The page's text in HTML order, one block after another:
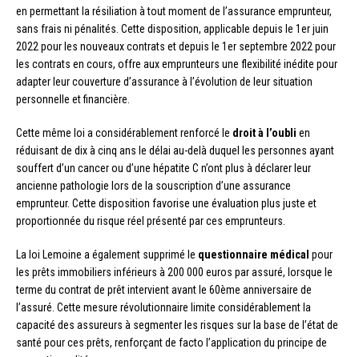
en permettant la résiliation à tout moment de l’assurance emprunteur,
sans frais ni pénalités. Cette disposition, applicable depuis le 1er juin
2022 pour les nouveaux contrats et depuis le 1er septembre 2022 pour
les contrats en cours, offre aux emprunteurs une flexibilité inédite pour
adapter leur couverture d’assurance à l’évolution de leur situation
personnelle et financière.
Cette même loi a considérablement renforcé le droit à l’oubli en
réduisant de dix à cinq ans le délai au-delà duquel les personnes ayant
souffert d’un cancer ou d’une hépatite C n’ont plus à déclarer leur
ancienne pathologie lors de la souscription d’une assurance
emprunteur. Cette disposition favorise une évaluation plus juste et
proportionnée du risque réel présenté par ces emprunteurs.
La loi Lemoine a également supprimé le questionnaire médical pour
les prêts immobiliers inférieurs à 200 000 euros par assuré, lorsque le
terme du contrat de prêt intervient avant le 60ème anniversaire de
l’assuré. Cette mesure révolutionnaire limite considérablement la
capacité des assureurs à segmenter les risques sur la base de l’état de
santé pour ces prêts, renforçant de facto l’application du principe de